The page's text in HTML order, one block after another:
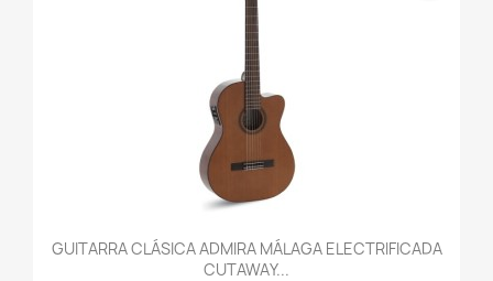
GUITARRA CLÁSICA ADMIRA MÁLAGA ELECTRIFICADA
CUTAWAY...